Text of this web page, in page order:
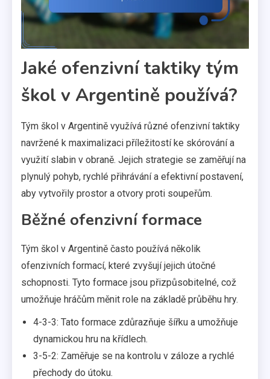
Jaké ofenzivní taktiky tým
škol v Argentině používá?
Tým škol v Argentině využívá různé ofenzivní taktiky
navržené k maximalizaci příležitostí ke skórování a
využití slabin v obraně. Jejich strategie se zaměřují na
plynulý pohyb, rychlé přihrávání a efektivní postavení,
aby vytvořily prostor a otvory proti soupeřům.
Běžné ofenzivní formace
Tým škol v Argentině často používá několik
ofenzivních formací, které zvyšují jejich útočné
schopnosti. Tyto formace jsou přizpůsobitelné, což
umožňuje hráčům měnit role na základě průběhu hry.
4-3-3: Tato formace zdůrazňuje šířku a umožňuje
dynamickou hru na křídlech.
3-5-2: Zaměřuje se na kontrolu v záloze a rychlé
přechody do útoku.